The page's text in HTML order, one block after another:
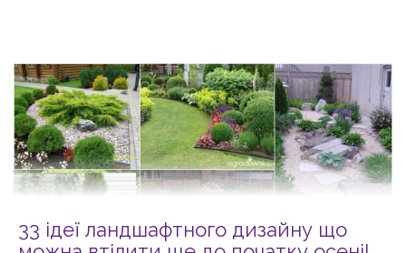
33 ідеї ландшафтного дизайну що